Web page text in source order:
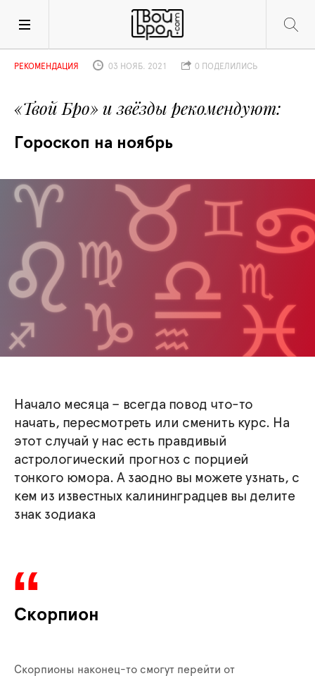
«Твой Бро» и звёзды рекомендуют
Гороскоп на ноябрь
РЕКОМЕНДАЦИЯ 03 НОЯБ. 2021 0 ПОДЕЛИЛИСЬ
Начало месяца – всегда повод что-то
начать, пересмотреть или сменить курс. На
этот случай у нас есть правдивый
астрологический прогноз с порцией
тонкого юмора. А заодно вы можете узнать, с
кем из известных калининградцев вы делите
знак зодиака
Скорпион
Скорпионы наконец-то смогут перейти от